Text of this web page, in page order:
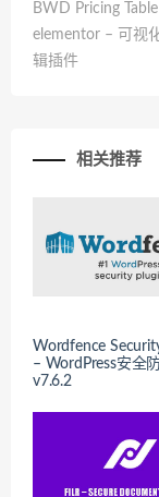
BWD Pricing
elementor – 可视
辑插件
相关推荐
Wordfence
– WordPress安全
v7.6.2